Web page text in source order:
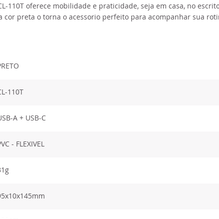
110T oferece mobilidade e praticidade, seja em casa, no
cor preta o torna o acessorio perfeito para acompanhar sua
110T
A + USB-C
- FLEXIVEL